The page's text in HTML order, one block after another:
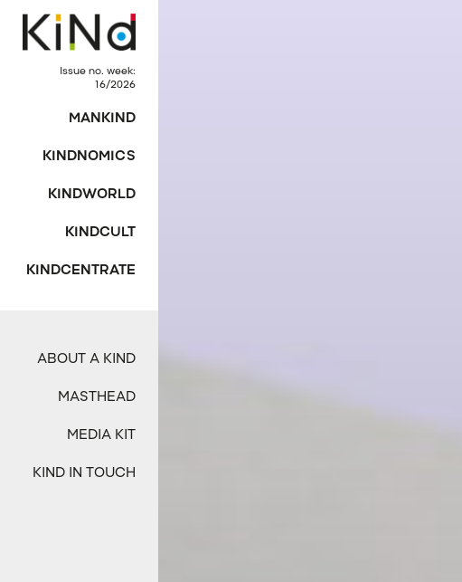
Issue no. week:
16/2026
MANKIND
KINDNOMICS
KINDWORLD
KINDCULT
KINDCENTRATE
ABOUT A KIND
MASTHEAD
MEDIA KIT
KIND IN TOUCH